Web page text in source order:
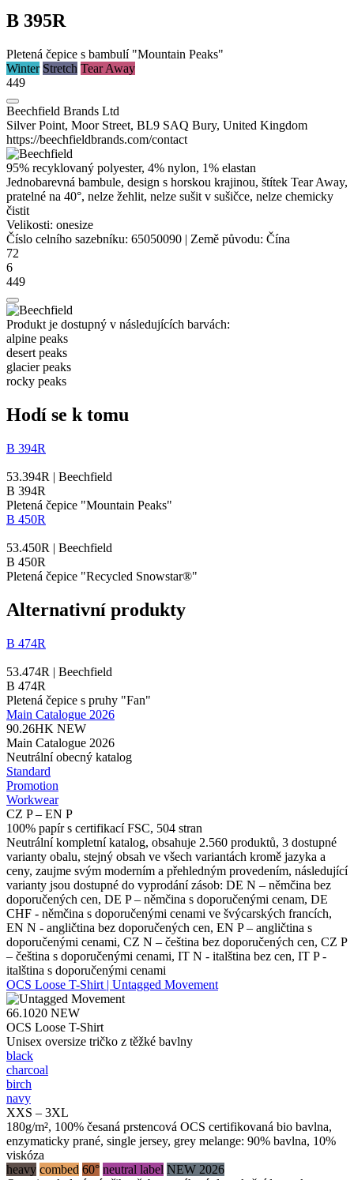
B 395R
Pletená čepice s bambulí "Mountain Peaks"
Winter Stretch Tear Away
449
Beechfield Brands Ltd
Silver Point, Moor Street, BL9 SAQ Bury, United Kingdom
https://beechfieldbrands.com/contact
95% recyklovaný polyester, 4% nylon, 1% elastan
Jednobarevná bambule, design s horskou krajinou, štítek Tear Away,
pratelné na 40°, nelze žehlit, nelze sušit v sušičce, nelze chemicky
čistit
Velikosti: onesize
Číslo celního sazebníku: 65050090 | Země původu: Čína
72
6
449
Produkt je dostupný v následujících barvách:
alpine peaks
desert peaks
glacier peaks
rocky peaks
Hodí se k tomu
B 394R
53.394R | Beechfield
B 394R
Pletená čepice "Mountain Peaks"
B 450R
53.450R | Beechfield
B 450R
Pletená čepice "Recycled Snowstar®"
Alternativní produkty
B 474R
53.474R | Beechfield
B 474R
Pletená čepice s pruhy "Fan"
Main Catalogue 2026
90.26HK NEW
Main Catalogue 2026
Neutrální obecný katalog
Standard
Promotion
Workwear
CZ P – EN P
100% papír s certifikací FSC, 504 stran
Neutrální kompletní katalog, obsahuje 2.560 produktů, 3 dostupné
varianty obalu, stejný obsah ve všech variantách kromě jazyka a
ceny, zaujme svým moderním a přehledným provedením, následující
varianty jsou dostupné do vyprodání zásob: DE N – němčina bez
doporučených cen, DE P – němčina s doporučenými cenam, DE
CHF - němčina s doporučenými cenami ve švýcarských francích,
EN N - angličtina bez doporučených cen, EN P – angličtina s
doporučenými cenami, CZ N – čeština bez doporučených cen, CZ P
– čeština s doporučenými cenami, IT N - italština bez cen, IT P -
italština s doporučenými cenami
OCS Loose T-Shirt | Untagged Movement
66.1020 NEW
OCS Loose T-Shirt
Unisex oversize tričko z těžké bavlny
black
charcoal
birch
navy
XXS – 3XL
180g/m², 100% česaná prstencová OCS certifikovaná bio bavlna,
enzymaticky prané, single jersey, grey melange: 90% bavlna, 10%
viskóza
heavy combed 60° neutral label NEW 2026